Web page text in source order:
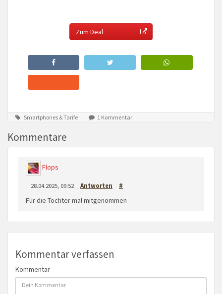
Zum Deal
Smartphones & Tarife 1 Kommentar
Kommentare
Flops
28.04.2025, 09:52 Antworten #
Für die Tochter mal mitgenommen
Kommentar verfassen
Kommentar